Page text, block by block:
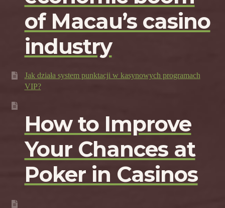
of Macau’s casino
industry
Jak działa system punktacji w kasynowych programach
VIP?
How to Improve
Your Chances at
Poker in Casinos